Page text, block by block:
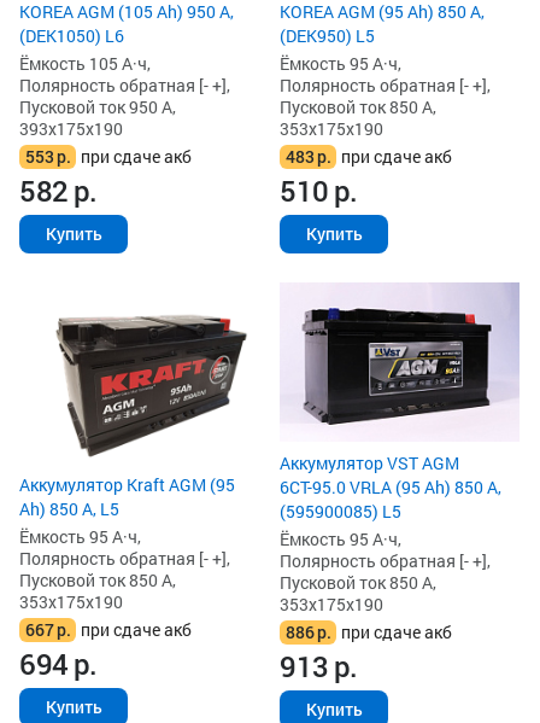
KOREA AGM (105 Ah) 950 А,
(DEK1050) L6
Ёмкость 105 А·ч,
Полярность обратная [- +],
Пусковой ток 950 А,
393x175x190
553р. при сдаче акб
582р.
Купить
KOREA AGM (95 Ah) 850 А,
(DEK950) L5
Ёмкость 95 А·ч,
Полярность обратная [- +],
Пусковой ток 850 А,
353x175x190
483р. при сдаче акб
510р.
Купить
Аккумулятор Kraft AGM (95
Ah) 850 А, L5
Ёмкость 95 А·ч,
Полярность обратная [- +],
Пусковой ток 850 А,
353x175x190
667р. при сдаче акб
694р.
Купить
Аккумулятор VST AGM
6СТ-95.0 VRLA (95 Ah) 850 А,
(595900085) L5
Ёмкость 95 А·ч,
Полярность обратная [- +],
Пусковой ток 850 А,
353x175x190
886р. при сдаче акб
913р.
Купить